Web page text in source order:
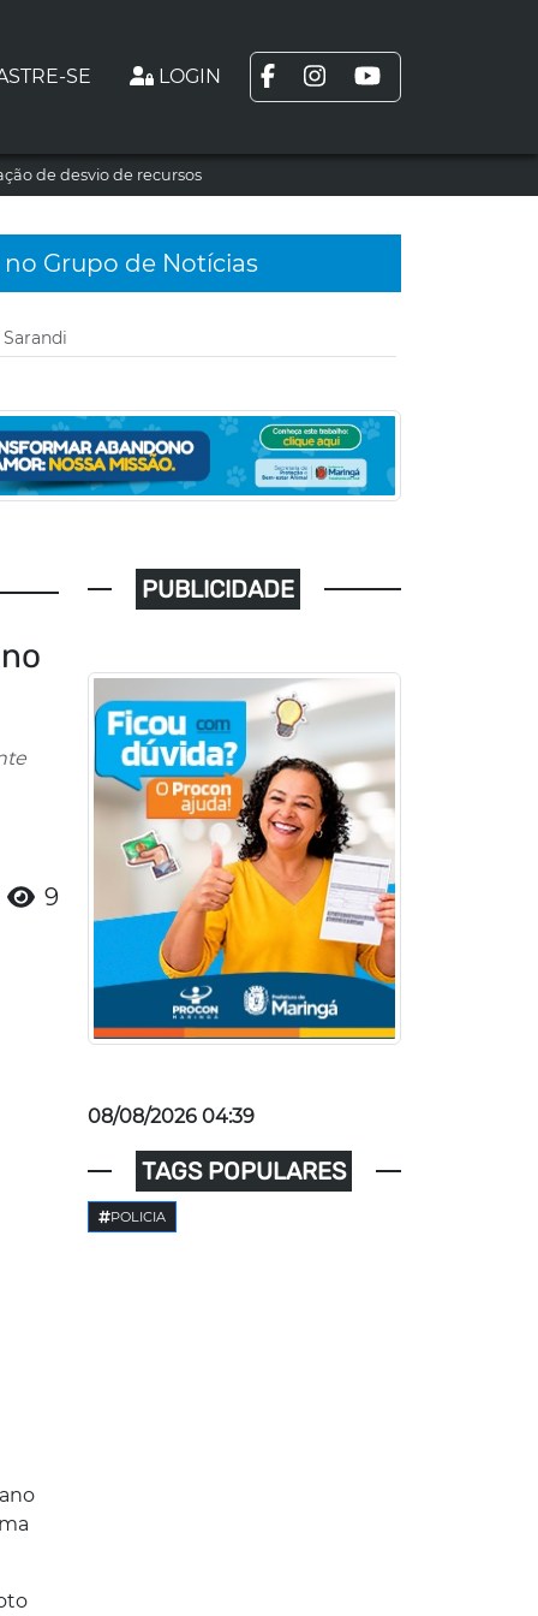
SE LOGIN
de desvio de recursos
Grupo de Notícias
9
PUBLICIDADE
08/08/2026 04:39
TAGS POPULARES
POLICIA